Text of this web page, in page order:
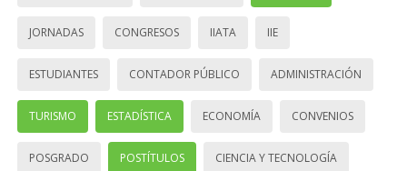
JORNADAS CONGRESOS IIATA IIE
ESTUDIANTES CONTADOR PÚBLICO ADMINISTRACIÓN
TURISMO ESTADÍSTICA ECONOMÍA CONVENIOS
POSGRADO POSTÍTULOS CIENCIA Y TECNOLOGÍA